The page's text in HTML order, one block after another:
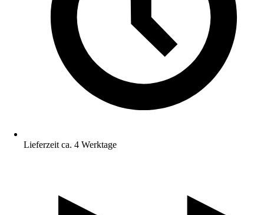
Lieferzeit ca. 4 Werktage